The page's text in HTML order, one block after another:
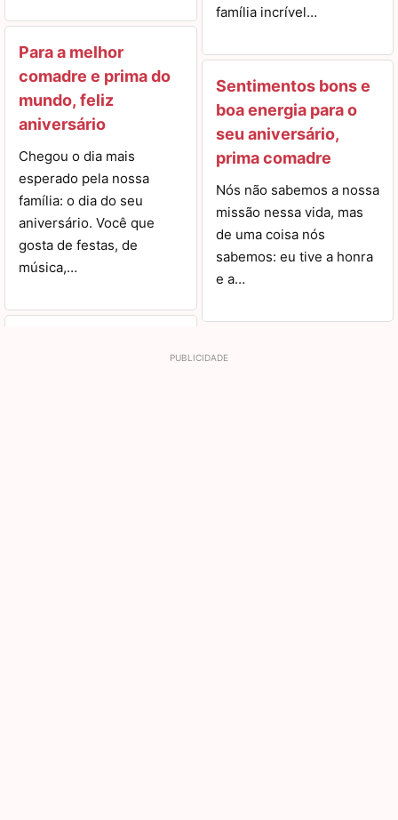
Para a melhor
comadre e prima do
mundo, feliz
aniversário
Chegou o dia mais
esperado pela nossa
família: o dia do seu
aniversário. Você que
gosta de festas, de
música,…
família incrível…
Sentimentos bons e
boa energia para o
seu aniversário,
prima comadre
Nós não sabemos a nossa
missão nessa vida, mas
de uma coisa nós
sabemos: eu tive a honra
e a…